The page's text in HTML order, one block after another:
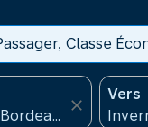
Classe
close
Vers